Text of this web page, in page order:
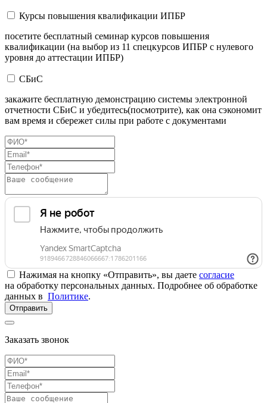
Курсы повышения квалификации ИПБР
посетите бесплатный семинар курсов повышения
квалификации (на выбор из 11 спецкурсов ИПБР с нулевого
уровня до аттестации ИПБР)
СБиС
закажите бесплатную демонстрацию системы электронной
отчетности СБиС и убедитесь(посмотрите), как она сэкономит
вам время и сбережет силы при работе с документами
Нажимая на кнопку «Отправить», вы даете согласие
на обработку персональных данных. Подробнее об обработке
данных в Политике.
Отправить
Заказать звонок